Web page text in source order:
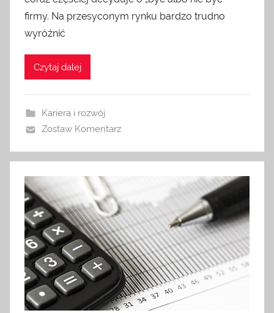
firmy. Na przesyconym rynku bardzo trudno
wyróżnić
Czytaj dalej
Kariera i rozwój
Zostaw Komentarz